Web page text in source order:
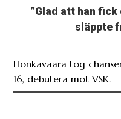
”Glad att han fick
släppte
Honkavaara tog
16, debutera mot VSK.